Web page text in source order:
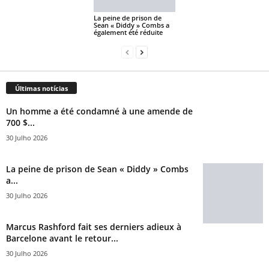
La peine de prison de
Sean « Diddy » Combs a
également été réduite
Últimas notícias
Un homme a été condamné à une amende de
700 $...
30 Julho 2026
La peine de prison de Sean « Diddy » Combs
a...
30 Julho 2026
Marcus Rashford fait ses derniers adieux à
Barcelone avant le retour...
30 Julho 2026